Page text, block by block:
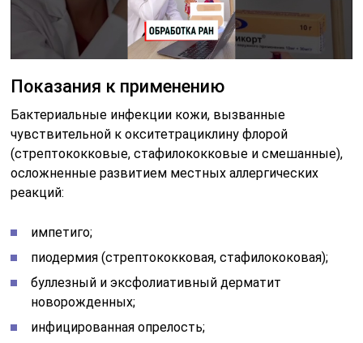
Показания к применению
Бактериальные инфекции кожи, вызванные
чувствительной к окситетрациклину флорой
(стрептококковые, стафилококковые и смешанные),
осложненные развитием местных аллергических
реакций:
импетиго;
пиодермия (стрептококковая, стафилококовая);
буллезный и эксфолиативный дерматит
новорожденных;
инфицированная опрелость;